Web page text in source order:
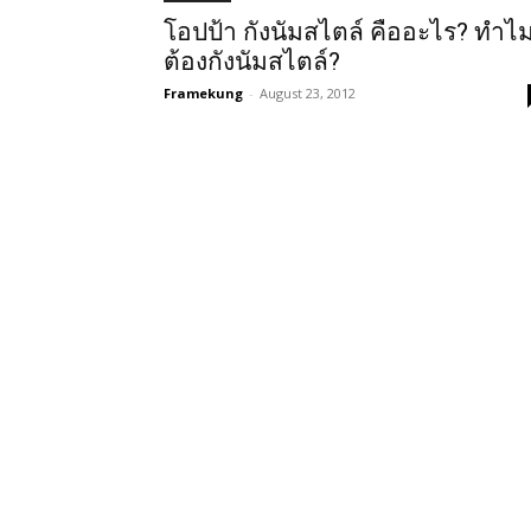
โอปป้า กังนัมสไตล์ คืออะไร? ทำไ
ต้องกังนัมสไตล์?
Framekung - August 23, 2012